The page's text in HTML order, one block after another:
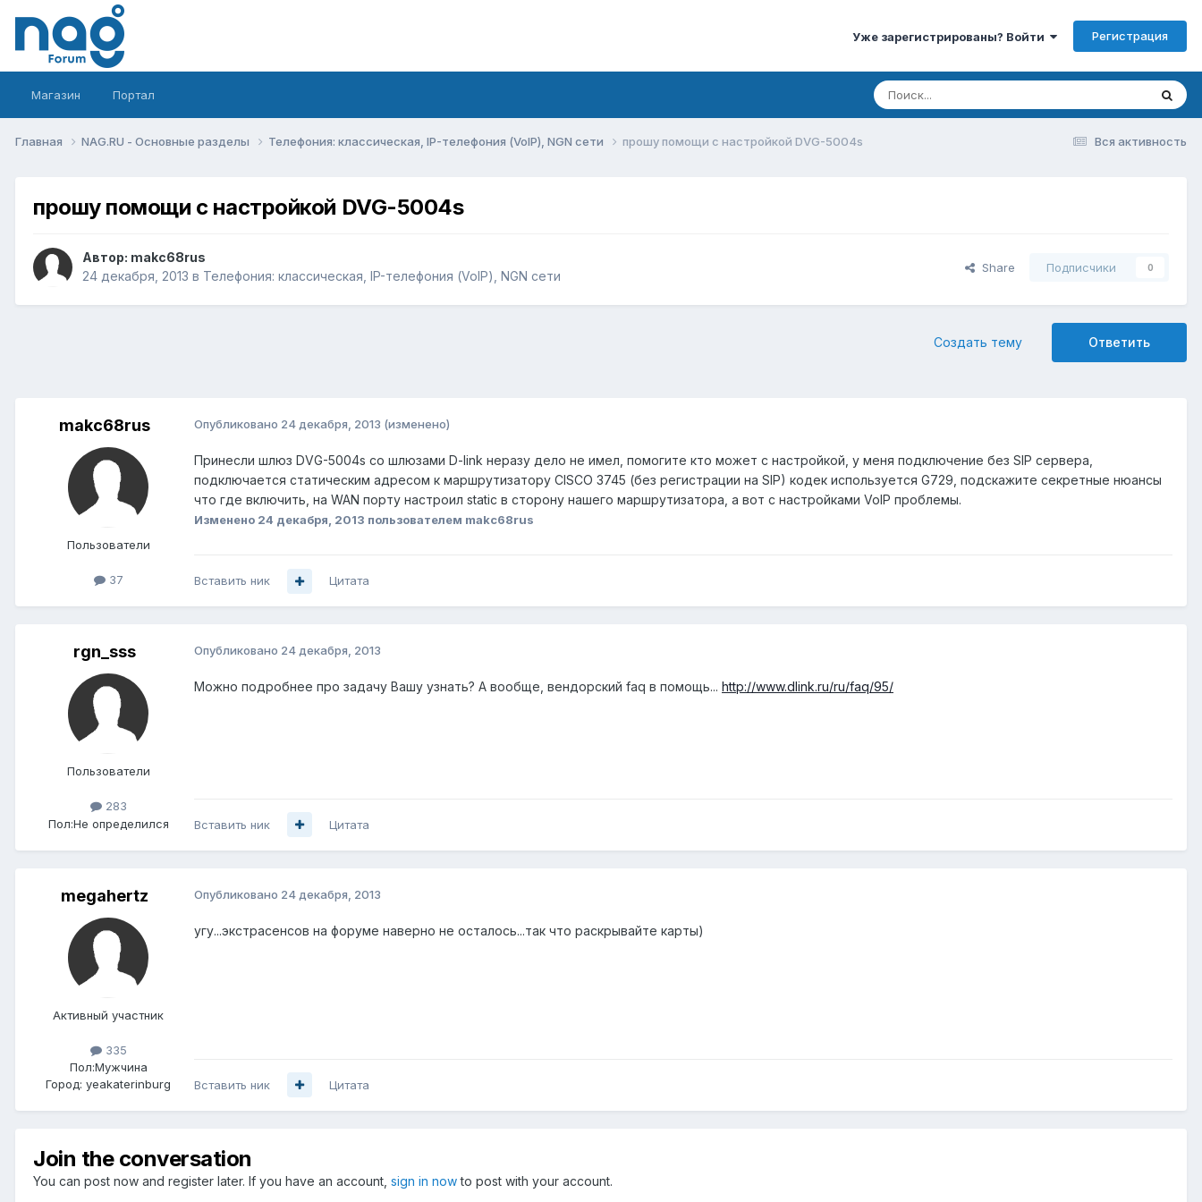
Уже зарегистрированы? Войти Регистрация
Магазин Портал
Вся активность
Главная NAG.RU - Основные разделы Телефония: классическая, IP-телефония (VoIP), NGN сети прошу помощи с настройкой DVG-5004s
прошу помощи с настройкой DVG-5004s
Автор: makc68rus
24 декабря, 2013 в Телефония: классическая, IP-телефония (VoIP), NGN сети
Share Подписчики 0
Ответить
Создать тему
makc68rus
Пользователи
37
Опубликовано 24 декабря, 2013 (изменено)
Принесли шлюз DVG-5004s со шлюзами D-link неразу дело не имел, помогите кто может с настройкой, у меня подключение без SIP сервера,
подключается статическим адресом к маршрутизатору CISCO 3745 (без регистрации на SIP) кодек используется G729, подскажите секретные нюансы
что где включить, на WAN порту настроил static в сторону нашего маршрутизатора, а вот с настройками VoIP проблемы.
Изменено 24 декабря, 2013 пользователем makc68rus
Вставить ник Цитата
rgn_sss
Пользователи
283
Пол:Не определился
Опубликовано 24 декабря, 2013
Можно подробнее про задачу Вашу узнать? А вообще, вендорский faq в помощь... http://www.dlink.ru/ru/faq/95/
Вставить ник Цитата
megahertz
Активный участник
335
Пол:Мужчина
Город: yeakaterinburg
Опубликовано 24 декабря, 2013
угу...экстрасенсов на форуме наверно не осталось...так что раскрывайте карты)
Вставить ник Цитата
Join the conversation
You can post now and register later. If you have an account, sign in nowto post with your account.